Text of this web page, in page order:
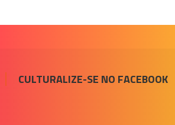
CULTURALIZE-SE NO FACEBOOK